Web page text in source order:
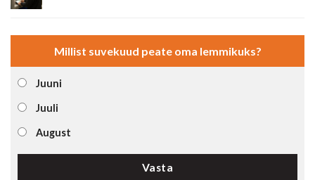
Millist suvekuud peate oma lemmikuks?
Juuni
Juuli
August